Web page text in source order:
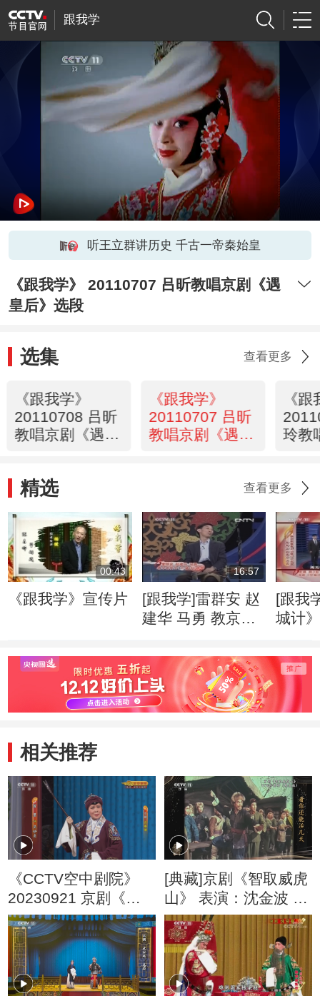
跟我学
听王立群讲历史 千古一帝秦始皇
《跟我学》 20110707 吕昕教唱京剧《遇
皇后》选段
选集 查看更多
《跟我学》
20110708 吕昕
教唱京剧《遇皇
《跟我学》
20110707 吕昕
教唱京剧《遇皇
《
玲教
精选 查看更多
00:43
《跟我学》宣传片
16:57
[跟我学]雷群安 赵
建华 马勇 教京剧
段 20130714
[跟我
城计
相关推荐
《CCTV空中剧院》
20230921 京剧《赤
桑镇·遇皇后·打龙袍》
[典藏]京剧《智取威虎
山》 表演：沈金波 施
正泉 等